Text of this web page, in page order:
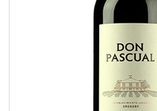
Malbec
VARIETAL